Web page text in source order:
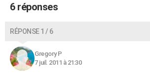
CARTE DE VOEUX
Carte de Noël
Carte Bonne année
Carte Saint-Valentin
Carte Pâques
Carte d'anniversaire
DICTIONNAIRE
Dictionnaire
Biographies
Citations
Expressions
Proverbes
PROGRAMME TV
COPAINS D'AVANT
6 réponses
RÉPONSE 1 / 6
Gregory P
7 juil. 2011 à 21:30